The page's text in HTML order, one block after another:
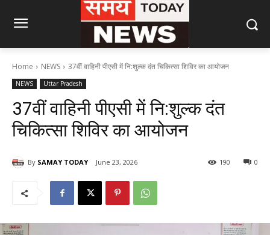
Home NEWS 37वीं वाहिनी पीएसी में नि:शुल्क दंत चिकित्सा शिविर का आयोजन
NEWS Uttar Pradesh
37वीं वाहिनी पीएसी में नि:शुल्क दंत
चिकित्सा शिविर का आयोजन
By SAMAY TODAY June 23, 2026 0
190